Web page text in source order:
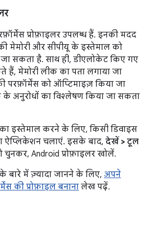
प्रोफ़ाइलर उपलब्ध हैं. इनकी मदद
मेमोरी और सीपीयू के इस्तेमाल को
सकता है. साथ ही, डीएलोकेट किए गए
मेमोरी लीक का पता लगाया जा
परफ़ॉर्मेंस को ऑप्टिमाइज़ किया जा
अनुरोधों का विश्लेषण किया जा सकता
का इस्तेमाल करने के लिए, किसी डिवाइस
ऐप्लिकेशन चलाएं. इसके बाद, देखें > टूल
चुनकर, Android प्रोफ़ाइलर खोलें.
बारे में ज़्यादा जानने के लिए, अपने
की प्रोफ़ाइल बनाना लेख पढ़ें.